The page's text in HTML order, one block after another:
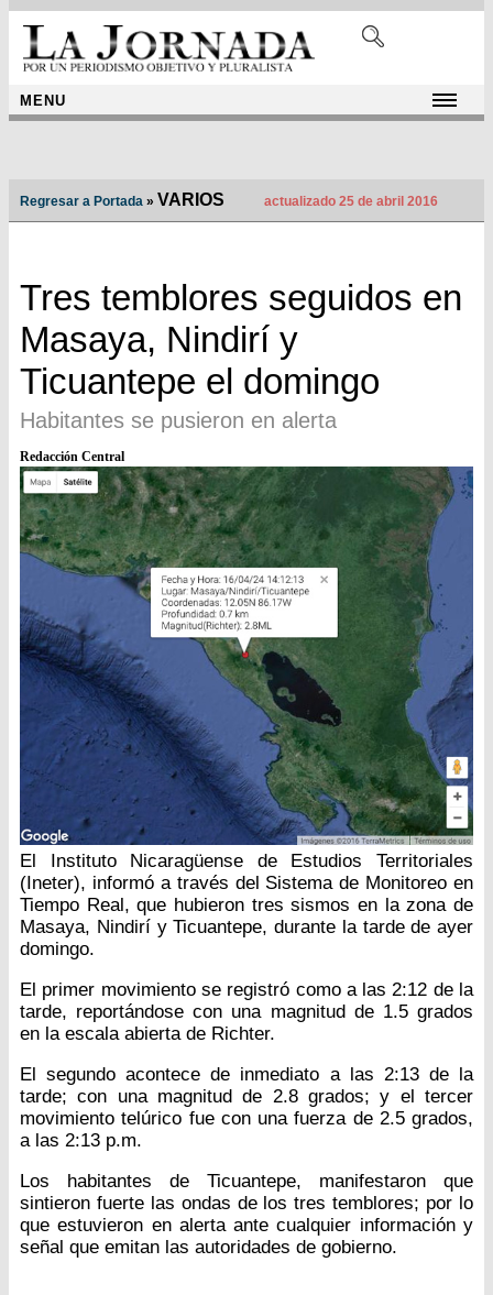
MENU
Regresar a Portada » VARIOS actualizado 25 de abril 2016
Tres temblores seguidos en
Masaya, Nindirí y
Ticuantepe el domingo
Habitantes se pusieron en alerta
Redacción Central
El Instituto Nicaragüense de Estudios Territoriales
(Ineter), informó a través del Sistema de Monitoreo en
Tiempo Real, que hubieron tres sismos en la zona de
Masaya, Nindirí y Ticuantepe, durante la tarde de ayer
domingo.
El primer movimiento se registró como a las 2:12 de la
tarde, reportándose con una magnitud de 1.5 grados
en la escala abierta de Richter.
El segundo acontece de inmediato a las 2:13 de la
tarde; con una magnitud de 2.8 grados; y el tercer
movimiento telúrico fue con una fuerza de 2.5 grados,
a las 2:13 p.m.
Los habitantes de Ticuantepe, manifestaron que
sintieron fuerte las ondas de los tres temblores; por lo
que estuvieron en alerta ante cualquier información y
señal que emitan las autoridades de gobierno.